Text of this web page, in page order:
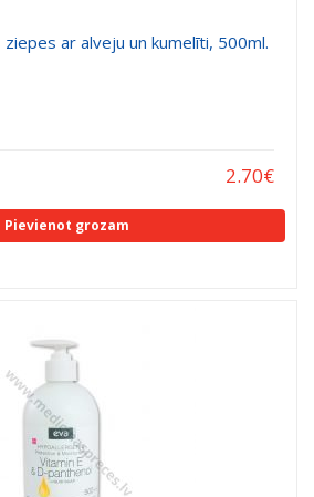
ar alveju un kumelīti, 500ml.
2.70€
Pievienot grozam